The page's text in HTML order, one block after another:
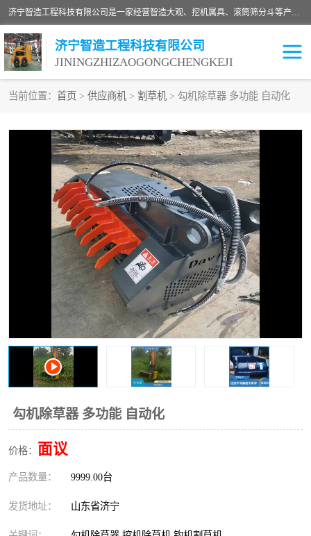
济宁智造工程科技有限公司是一家经营智造大观、挖机属具、滚筒筛分斗等产品的滑移装载机厂家。济宁智造工程科技有限公司奉行以质量赢得用户，诚信为本，互利共赢的宗旨，依靠雄厚的技术力量，科学的管理制度，先进的加工检测设备，始终坚持以客户为中心，免费咨询！
济宁智造工程科技有限公司
JININGZHIZAOGONGCHENGKEJI
当前位置： 首页 > 供应商机 > 割草机 > 勾机除草器 多功能 自动化
勾机除草器 多功能 自动化
价格： 面议
产品数量： 9999.00台
发货地址： 山东省济宁
铣挖机 移动破碎机
滚筒筛分斗 粉碎钳
液压剪 土壤修复
铣刨机 开沟机
伐木机 破碎机
压路机
枕木机 滑移装载机
挖树机 拓荒机
滚筒筛